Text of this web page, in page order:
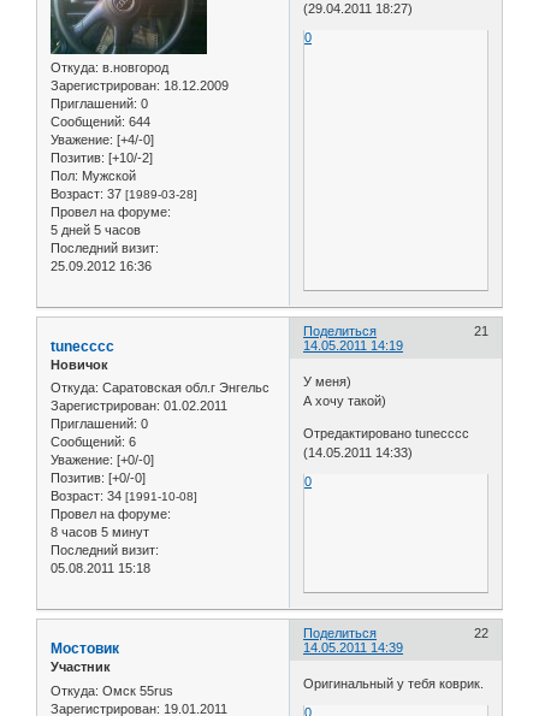
Откуда: в.новгород
Зарегистрирован: 18.12.2009
Приглашений: 0
Сообщений: 644
Уважение: [+4/-0]
Позитив: [+10/-2]
Пол: Мужской
Возраст: 37 [1989-03-28]
Провел на форуме:
5 дней 5 часов
Последний визит:
25.09.2012 16:36
(29.04.2011 18:27)
0
Поделиться
21
14.05.2011 14:19
tunecccc
Новичок
Откуда: Саратовская обл.г Энгельс
Зарегистрирован: 01.02.2011
Приглашений: 0
Сообщений: 6
Уважение: [+0/-0]
Позитив: [+0/-0]
Возраст: 34 [1991-10-08]
Провел на форуме:
8 часов 5 минут
Последний визит:
05.08.2011 15:18
У меня)
А хочу такой)
Отредактировано tunecccc
(14.05.2011 14:33)
0
Поделиться
22
14.05.2011 14:39
Мостовик
Участник
Откуда: Омск 55rus
Зарегистрирован: 19.01.2011
Оригинальный у тебя коврик.
0